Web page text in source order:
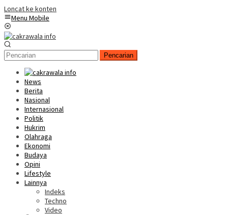
Loncat ke konten
Menu Mobile
Pencarian
News
Berita
Nasional
Internasional
Politik
Hukrim
Olahraga
Ekonomi
Budaya
Opini
Lifestyle
Lainnya
Indeks
Techno
Video